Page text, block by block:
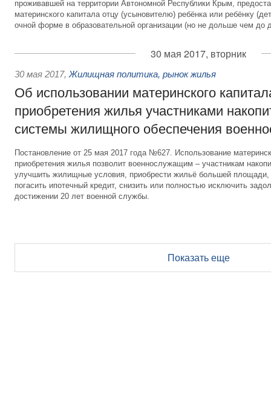
проживавшей на территории Автономной Республики Крым,
материнского капитала отцу (усыновителю) ребёнка или ребёнку
очной форме в образовательной организации (но не дольше чем до
30 мая 2017, вторник
30 мая 2017, Жилищная политика, рынок жилья
Об использовании материнского
приобретения жилья участниками
системы жилищного обеспечения
Постановление от 25 мая 2017 года №627. Использование
приобретения жилья позволит военнослужащим – участникам
улучшить жилищные условия, приобрести жильё большей площади,
погасить ипотечный кредит, снизить или полностью исключить
достижении 20 лет военной службы.
Показать еще